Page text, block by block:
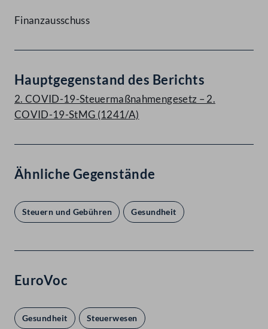
Finanzausschuss
Hauptgegenstand des Berichts
2. COVID-19-Steuermaßnahmengesetz – 2.
COVID-19-StMG (1241/A)
Ähnliche Gegenstände
Steuern und Gebühren Gesundheit
EuroVoc
Gesundheit Steuerwesen